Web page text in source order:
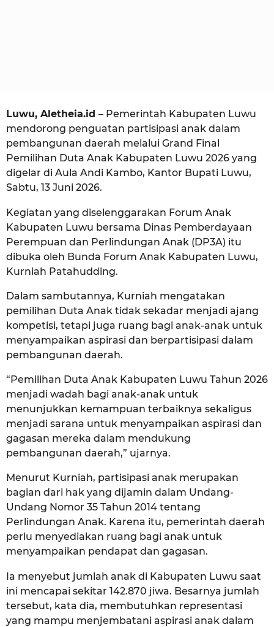
Luwu, Aletheia.id – Pemerintah Kabupaten Luwu
mendorong penguatan partisipasi anak dalam
pembangunan daerah melalui Grand Final
Pemilihan Duta Anak Kabupaten Luwu 2026 yang
digelar di Aula Andi Kambo, Kantor Bupati Luwu,
Sabtu, 13 Juni 2026.
Kegiatan yang diselenggarakan Forum Anak
Kabupaten Luwu bersama Dinas Pemberdayaan
Perempuan dan Perlindungan Anak (DP3A) itu
dibuka oleh Bunda Forum Anak Kabupaten Luwu,
Kurniah Patahudding.
Dalam sambutannya, Kurniah mengatakan
pemilihan Duta Anak tidak sekadar menjadi ajang
kompetisi, tetapi juga ruang bagi anak-anak untuk
menyampaikan aspirasi dan berpartisipasi dalam
pembangunan daerah.
“Pemilihan Duta Anak Kabupaten Luwu Tahun 2026
menjadi wadah bagi anak-anak untuk
menunjukkan kemampuan terbaiknya sekaligus
menjadi sarana untuk menyampaikan aspirasi dan
gagasan mereka dalam mendukung
pembangunan daerah,” ujarnya.
Menurut Kurniah, partisipasi anak merupakan
bagian dari hak yang dijamin dalam Undang-
Undang Nomor 35 Tahun 2014 tentang
Perlindungan Anak. Karena itu, pemerintah daerah
perlu menyediakan ruang bagi anak untuk
menyampaikan pendapat dan gagasan.
Ia menyebut jumlah anak di Kabupaten Luwu saat
ini mencapai sekitar 142.870 jiwa. Besarnya jumlah
tersebut, kata dia, membutuhkan representasi
yang mampu menjembatani aspirasi anak dalam